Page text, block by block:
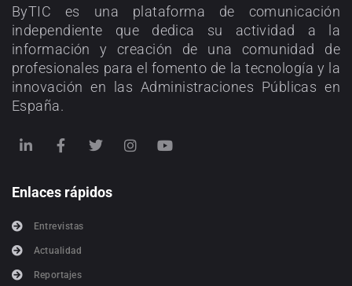
ByTIC es una plataforma de comunicación
independiente que dedica su actividad a la
información y creación de una comunidad de
profesionales para el fomento de la tecnología y la
innovación en las Administraciones Públicas en
España.
Enlaces rápidos
Entrevistas
Actualidad
Reportajes